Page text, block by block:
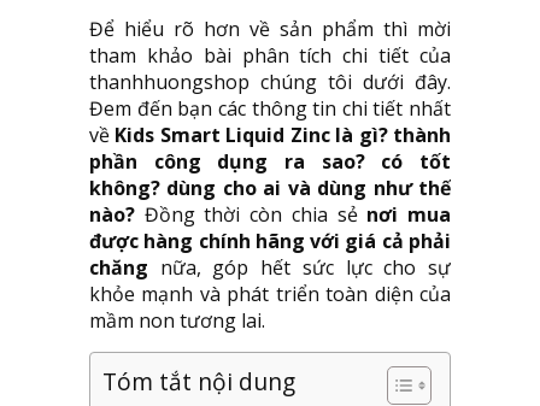
Để hiểu rõ hơn về sản phẩm thì mời
tham khảo bài phân tích chi tiết của
thanhhuongshop chúng tôi dưới đây.
Đem đến bạn các thông tin chi tiết nhất
về Kids Smart Liquid Zinc là gì? thành
phần công dụng ra sao? có tốt
không? dùng cho ai và dùng như thế
nào? Đồng thời còn chia sẻ nơi mua
được hàng chính hãng với giá cả phải
chăng nữa, góp hết sức lực cho sự
khỏe mạnh và phát triển toàn diện của
mầm non tương lai.
Tóm tắt nội dung